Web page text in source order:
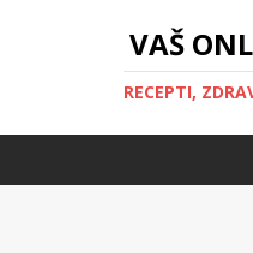
VAŠ
RECEPTI,